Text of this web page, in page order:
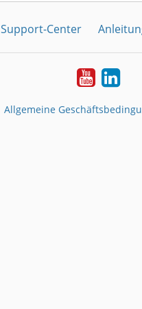
Support-Center
YouTube
Allgemeine